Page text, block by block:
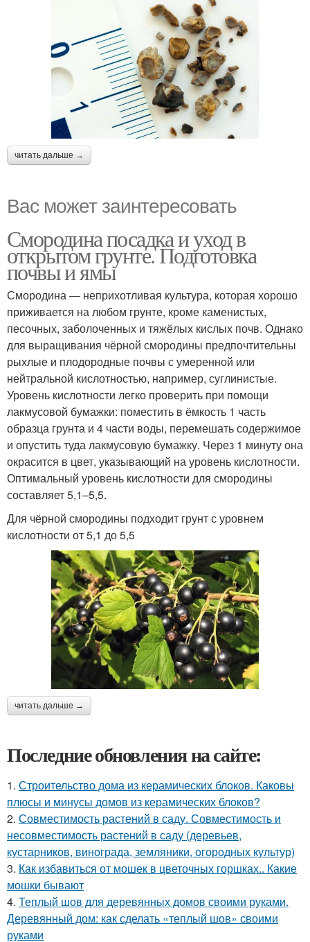
читать дальше →
Вас может заинтересовать
Смородина посадка и уход в
открытом грунте. Подготовка
почвы и ямы
Смородина — неприхотливая культура, которая хорошо
приживается на любом грунте, кроме каменистых,
песочных, заболоченных и тяжёлых кислых почв. Однако
для выращивания чёрной смородины предпочтительны
рыхлые и плодородные почвы с умеренной или
нейтральной кислотностью, например, суглинистые.
Уровень кислотности легко проверить при помощи
лакмусовой бумажки: поместить в ёмкость 1 часть
образца грунта и 4 части воды, перемешать содержимое
и опустить туда лакмусовую бумажку. Через 1 минуту она
окрасится в цвет, указывающий на уровень кислотности.
Оптимальный уровень кислотности для смородины
составляет 5,1–5,5.
Для чёрной смородины подходит грунт с уровнем
кислотности от 5,1 до 5,5
читать дальше →
Последние обновления на сайте:
1. Строительство дома из керамических блоков. Каковы
плюсы и минусы домов из керамических блоков?
2. Совместимость растений в саду. Совместимость и
несовместимость растений в саду (деревьев,
кустарников, винограда, земляники, огородных культур)
3. Как избавиться от мошек в цветочных горшках.. Какие
мошки бывают
4. Теплый шов для деревянных домов своими руками.
Деревянный дом: как сделать «теплый шов» своими
руками